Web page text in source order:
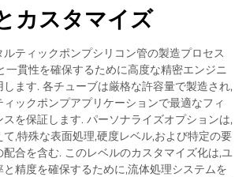
カスタマイズ
ティックポンプシリコン管の製造プロセス
一貫性を確保するために高度な精密エンジニ
ます. 各チューブは厳格な許容量で製造され,
ックポンプアプリケーションで最適なフィ
スを保証します. パーソナライズオプションは,
,特殊な表面処理,硬度レベル,および特定の要
合を含む. このレベルのカスタマイズ化は,ユ
精度を確保するために,流体処理システムを